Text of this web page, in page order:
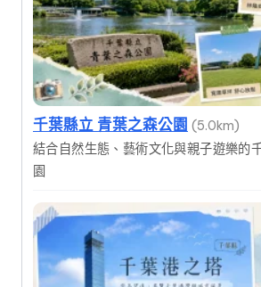
千葉縣立 青葉之森公園 (5.0km)
結合自然生態、藝術文化與親子遊樂的
園